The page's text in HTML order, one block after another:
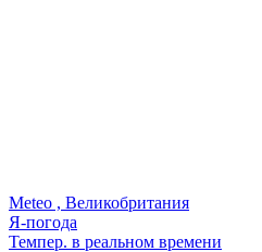
Meteo , Великобритания
Я-погода
Темпер. в реальном времени